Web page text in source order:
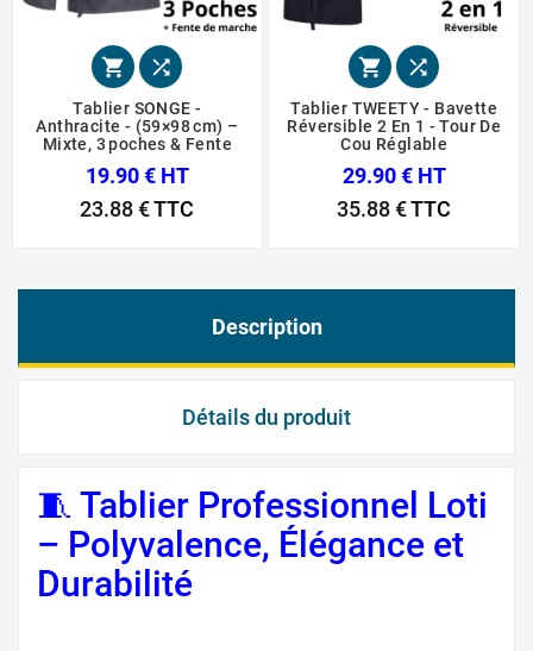
 
Tablier SONGE -
Anthracite - (59×98 Cm) –
Mixte, 3 Poches & Fente
19.90 € HT
23.88 €TTC
 
Tablier TWEETY - Bavette
Réversible 2 En 1 - Tour De
Cou Réglable
29.90 € HT
35.88 €TTC
Description
Détails du produit
🧵 Tablier Professionnel Loti
– Polyvalence, Élégance et
Durabilité